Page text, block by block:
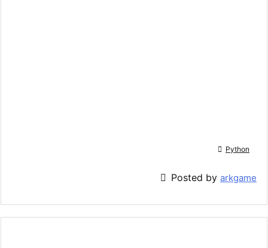
 Python
 Posted by arkgame